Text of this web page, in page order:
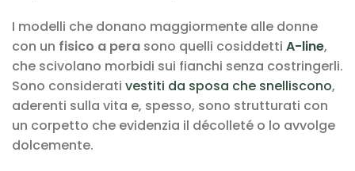
I modelli che donano maggiormente alle donne
con un fisico a pera sono quelli cosiddetti A-line,
che scivolano morbidi sui fianchi senza costringerli.
Sono considerati vestiti da sposa che snelliscono,
aderenti sulla vita e, spesso, sono strutturati con
un corpetto che evidenzia il décolleté o lo avvolge
dolcemente.